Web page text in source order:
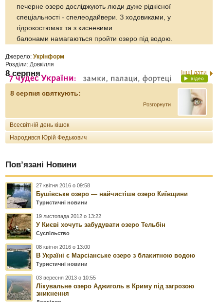
печерне озеро досліджують люди дуже рідкісної
спеціальності - спелеодайвери. З ходовиками, у
гідрокостюмах та з кисневими
балонами намагаються пройти озеро під водою.
Джерело:Укрінформ
Розділи: Довкілля
8 серпня Інші дати
8 серпня святкують:
Розгорнути
Всесвітній день кішок
Народився Юрій Федькович
Пов’язані Новини
27 квітня 2016 о 09:58
Бушівське озеро — найчистіше озеро Київщини
Туристичні новини
19 листопада 2012 о 13:22
У Києві хочуть забудувати озеро Тельбін
Суспільство
08 квітня 2016 о 13:00
В Україні є Марсіанське озеро з блакитною водою
Туристичні новини
03 вересня 2013 о 10:55
Лікувальне озеро Аджиголь в Криму під загрозою
зникнення